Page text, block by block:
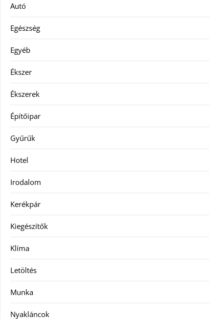
Autó
Egészség
Egyéb
Ékszer
Ékszerek
Építőipar
Gyűrűk
Hotel
Irodalom
Kerékpár
Kiegészítők
Klíma
Letöltés
Munka
Nyakláncok